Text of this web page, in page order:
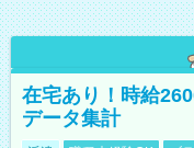
在宅あり！時給
データ集計